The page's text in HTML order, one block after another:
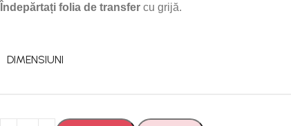
Îndepărtați folia de transfer cu grijă.
DIMENSIUNI